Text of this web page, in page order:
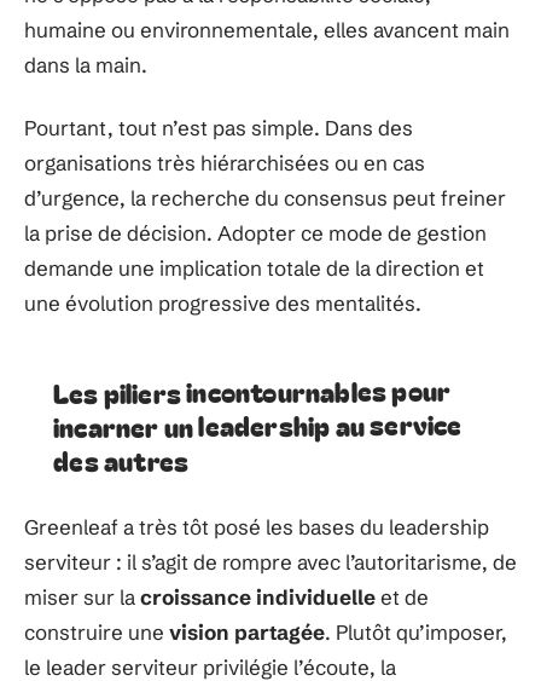
humaine ou environnementale, elles avancent main
dans la main.
Pourtant, tout n’est pas simple. Dans des
organisations très hiérarchisées ou en cas
d’urgence, la recherche du consensus peut freiner
la prise de décision. Adopter ce mode de gestion
demande une implication totale de la direction et
une évolution progressive des mentalités.
Les piliers incontournables pour
incarner un leadership au service
des autres
Greenleaf a très tôt posé les bases du leadership
serviteur : il s’agit de rompre avec l’autoritarisme, de
miser sur lacroissance individuelleet de
construire une vision partagée. Plutôt qu’imposer,
le leader serviteur privilégie l’écoute, la